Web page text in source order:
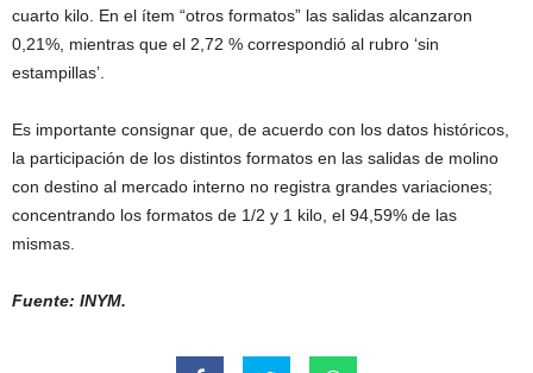
cuarto kilo. En el ítem “otros formatos” las salidas alcanzaron
0,21%, mientras que el 2,72 % correspondió al rubro ‘sin
estampillas’.
Es importante consignar que, de acuerdo con los datos históricos,
la participación de los distintos formatos en las salidas de molino
con destino al mercado interno no registra grandes variaciones;
concentrando los formatos de 1/2 y 1 kilo, el 94,59% de las
mismas.
Fuente: INYM.